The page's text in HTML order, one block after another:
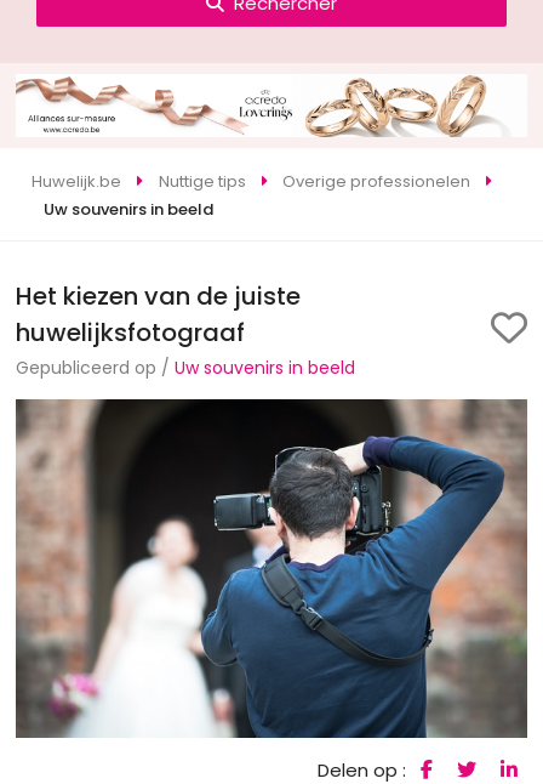
Huwelijk.be Nuttige tips
Overige professionelen
Uw souvenirs in beeld
Het kiezen van de juiste
huwelijksfotograaf
Gepubliceerd op /Uw souvenirs in beeld
Delen op :